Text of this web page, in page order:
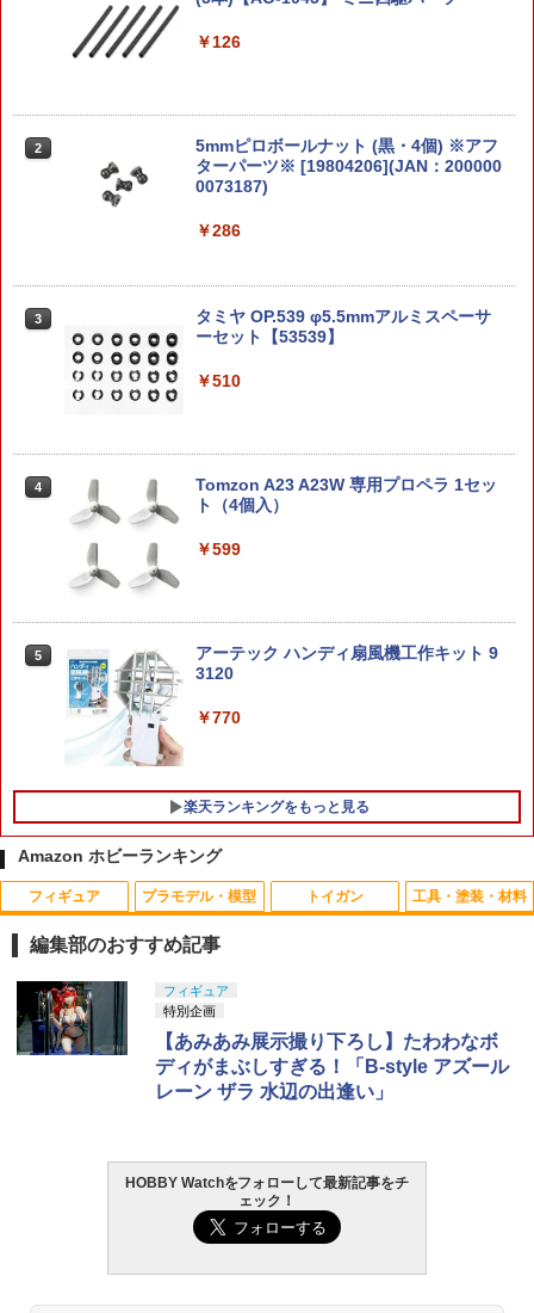
ク 339793 【1月予約】
BANDAI SPIRITS 5072530 ガンダムデ
カールNo.143 閃光のハサウェイ汎用(2)
￥700
バンダイ 30MM ARMORED CORE VI FI
TREIHER/40E スティールヘイズ キャラ
アクセサリー インテリア ダッシュボー
MODEROID ミニ合体変形 伝説巨神イデ
￥3,960
ル ダイキャスト 金属製
ソードアートオンライン アリシゼーシ
ョン LPM フィギュア アスナ
￥1,980
【スクウェアエニックス】クロノ・トリ
売】[グッズ]
【スクウェアエニックス】クロノ・トリ
売】[グッズ]
BANDAI バンダイ/S.H.Figuarts 仮面ラ
er.)/仮面ライダーアマゾンズ/Bランク/78
ッグアクセサリー 小型 ミリタリー装備
ト＆エンドプレートセット マルイ M4 ガ
TAILOR JAPAN 折りたたみ式 ダンプポ
ム 装備 サバゲー装備 MOLLE モール 対
応 1000Dナイロン 小物入れ NY-9AYU-S
G95
￥2,598
1本 【サバゲー】【ミリタリー】【バ
イオ弾】【サバイバルゲーム】【エアガ
5
BELL Kar98K Lee-Enfield用 カートリ
ッジ 5本セット メタル製 シルバー W-03
￥2,980
￥126
2
5mmピロボールナット (黒・4個) ※アフ
ターパーツ※ [19804206](JAN：200000
0073187)
￥286
3
タミヤ OP.539 φ5.5mmアルミスペーサ
ーセット【53539】
￥510
4
Tomzon A23 A23W 専用プロペラ 1セッ
ト（4個入）
￥599
5
アーテック ハンディ扇風機工作キット 9
3120
￥770
楽天ランキングをもっと見る
Amazon ホビーランキング
フィギュア
1
TAMASHII NATIONS S.H.フィギュアー
ツ（真骨彫製法） 仮面ライダーBLACK
RX 約150mm PVC&ABS&布製 塗装済み
可動フィギュア
￥12,121
タカラトミー(TAKARA TOMY) T-SPAR
K トランスフォーマー ニューレジェンズ
NL-07 サウンドウェーブ 可動フィギュア
プラモデル・模型
1
BANDAI SPIRITS(バンダイ スピリッツ)
30MS SIS-J00 メルンジャ[カラーA] 色
分け済みプラモデル
￥4,200
BANDAI SPIRITS(バンダイ スピリッツ)
機動警察パトレイバー EZY RG 1/48 AV-
98Plus (イングラム・プラス) 色分け済
みプラモデル
トイガン
1
東京マルイ(TOKYO MARUI) No.25 コル
ト ガバメント HG 18歳以上エアーHOP
ハンドガン
￥3,384
東京マルイ (TOKYO MARUI) ガスブロー
バックマシンガン No.14 20式 5.56mm
小銃 18歳以上 ガスブローバック
￥197,900
工具・塗装・材料
1
LOCTITE(ロックタイト) シールはがし
プレミアム 220ml
￥962
GSIクレオス Mr.トップコート 水性プレ
ミアムトップコートスプレー 光沢 88ml
ホビー用仕上材 B601
￥748
編集部のおすすめ記事
フィギュア
特別企画
【あみあみ展示撮り下ろし】たわわなボ
ディがまぶしすぎる！「B-style アズール
レーン ザラ 水辺の出逢い」
HOBBY Watchをフォローして最新記事をチ
ェック！